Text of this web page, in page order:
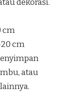
dekorasi.
cm
cm
atau